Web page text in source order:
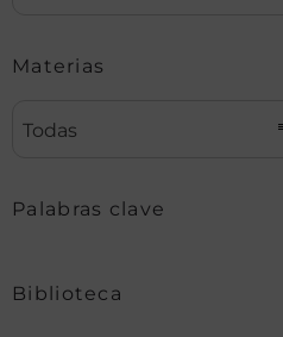
Materias
Todas
Palabras clave
Biblioteca